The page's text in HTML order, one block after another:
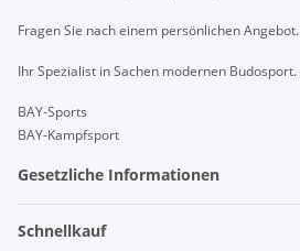
Fragen Sie nach einem persönlichen Angebot.
Ihr Spezialist in Sachen modernen Budosport.
BAY-Sports
BAY-Kampfsport
Gesetzliche Informationen
Schnellkauf